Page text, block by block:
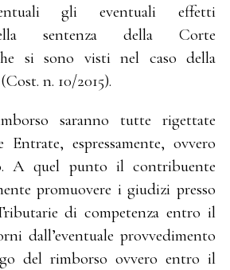
gli eventuali effetti
sentenza della Corte
si sono visti nel caso della
n. 10/2015).
saranno tutte rigettate
Entrate, espressamente, ovvero
A quel punto il contribuente
promuovere i giudizi presso
di competenza entro il
dall’eventuale provvedimento
del rimborso ovvero entro il